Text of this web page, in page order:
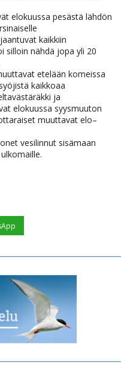
elokuussa pesästä lähdön
kaikkiin
silloin nähdä jopa yli 20
etelään komeissa
kaikkoaa
ja
elokuussa syysmuuton
muuttavat elo–
vesilinnut sisämaan